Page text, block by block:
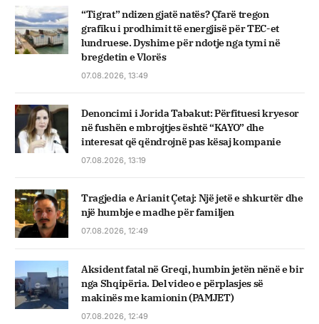
“Tigrat” ndizen gjatë natës? Çfarë tregon
grafiku i prodhimit të energjisë për TEC-et
lundruese. Dyshime për ndotje nga tymi në
bregdetin e Vlorës
07.08.2026, 13:49
Denoncimi i Jorida Tabakut: Përfituesi kryesor
në fushën e mbrojtjes është “KAYO” dhe
interesat që qëndrojnë pas kësaj kompanie
07.08.2026, 13:19
Tragjedia e Arianit Çetaj: Një jetë e shkurtër dhe
një humbje e madhe për familjen
07.08.2026, 12:49
Aksident fatal në Greqi, humbin jetën nënë e bir
nga Shqipëria. Del video e përplasjes së
makinës me kamionin (PAMJET)
07.08.2026, 12:49